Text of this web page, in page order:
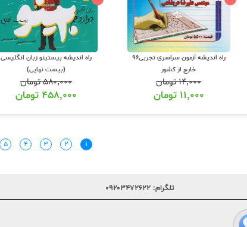
راه اندیشه آزمون سراسری تجربی96
خارج از کشور
۱۴,۰۰۰تومان
۱۱,۰۰۰ تومان
راه اندیشه بیستینو زبان انگلیسی
(بیست نهایی)
۵۸۰,۰۰۰تومان
۴۵۸,۰۰۰ تومان
۱ ۲ ۳ ۴ ۵
تلگرام: ۰۹۲۰۳۴۷۲۶۲۲